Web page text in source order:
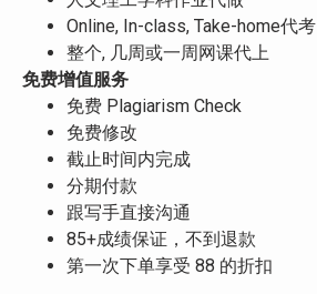
Online, In-class, Take-home代考
整个, 几周或一周网课代上
免费增值服务
免费 Plagiarism Check
免费修改
截止时间内完成
分期付款
跟写手直接沟通
85+成绩保证，不到退款
第一次下单享受 88 的折扣